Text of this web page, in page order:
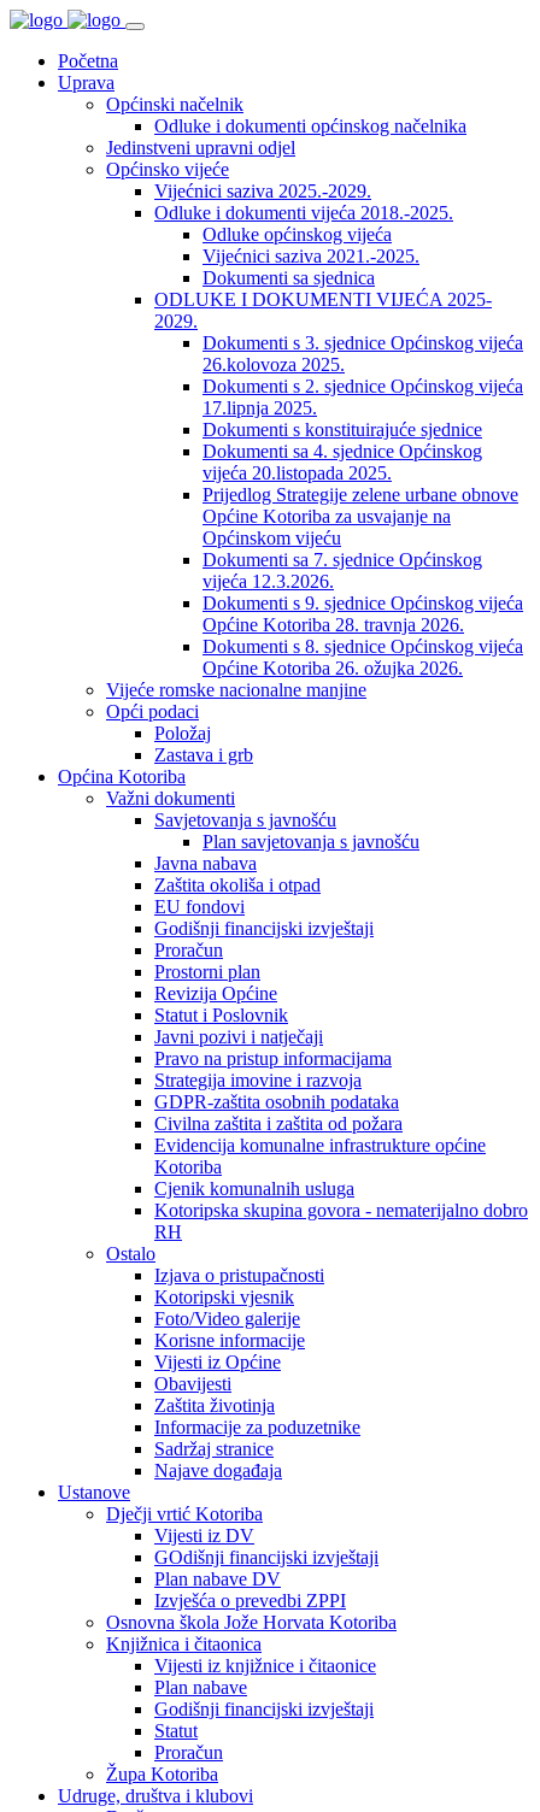
Početna
Uprava
Općinski načelnik
Odluke i dokumenti općinskog načelnika
Jedinstveni upravni odjel
Općinsko vijeće
Vijećnici saziva 2025.-2029.
Odluke i dokumenti vijeća 2018.-2025.
Odluke općinskog vijeća
Vijećnici saziva 2021.-2025.
Dokumenti sa sjednica
ODLUKE I DOKUMENTI VIJEĆA 2025-
2029.
Dokumenti s 3. sjednice Općinskog vijeća
26.kolovoza 2025.
Dokumenti s 2. sjednice Općinskog vijeća
17.lipnja 2025.
Dokumenti s konstituirajuće sjednice
Dokumenti sa 4. sjednice Općinskog
vijeća 20.listopada 2025.
Prijedlog Strategije zelene urbane obnove
Općine Kotoriba za usvajanje na
Općinskom vijeću
Dokumenti sa 7. sjednice Općinskog
vijeća 12.3.2026.
Dokumenti s 9. sjednice Općinskog vijeća
Općine Kotoriba 28. travnja 2026.
Dokumenti s 8. sjednice Općinskog vijeća
Općine Kotoriba 26. ožujka 2026.
Vijeće romske nacionalne manjine
Opći podaci
Položaj
Zastava i grb
Općina Kotoriba
Važni dokumenti
Savjetovanja s javnošću
Plan savjetovanja s javnošću
Javna nabava
Zaštita okoliša i otpad
EU fondovi
Godišnji financijski izvještaji
Proračun
Prostorni plan
Revizija Općine
Statut i Poslovnik
Javni pozivi i natječaji
Pravo na pristup informacijama
Strategija imovine i razvoja
GDPR-zaštita osobnih podataka
Civilna zaštita i zaštita od požara
Evidencija komunalne infrastrukture općine
Kotoriba
Cjenik komunalnih usluga
Kotoripska skupina govora - nematerijalno dobro
RH
Ostalo
Izjava o pristupačnosti
Kotoripski vjesnik
Foto/Video galerije
Korisne informacije
Vijesti iz Općine
Obavijesti
Zaštita životinja
Informacije za poduzetnike
Sadržaj stranice
Najave događaja
Ustanove
Dječji vrtić Kotoriba
Vijesti iz DV
GOdišnji financijski izvještaji
Plan nabave DV
Izvješća o prevedbi ZPPI
Osnovna škola Jože Horvata Kotoriba
Knjižnica i čitaonica
Vijesti iz knjižnice i čitaonice
Plan nabave
Godišnji financijski izvještaji
Statut
Proračun
Župa Kotoriba
Udruge, društva i klubovi